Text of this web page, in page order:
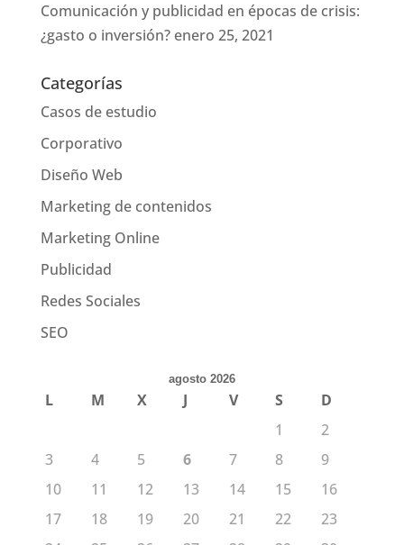
Comunicación y publicidad en épocas de crisis:
¿gasto o inversión? enero 25, 2021
Categorías
Casos de estudio
Corporativo
Diseño Web
Marketing de contenidos
Marketing Online
Publicidad
Redes Sociales
SEO
agosto 2026
L M X J V S
D
1
2
3
4 5 6 7 8
9
10
11 12 13 14 15
16
17
18 19 20 21 22
23